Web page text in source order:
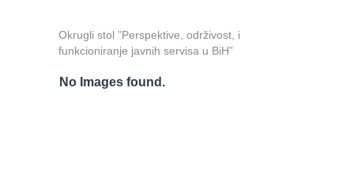
Okrugli stol ”Perspektive, održivost, i
funkcioniranje javnih servisa u BiH”
No Images found.